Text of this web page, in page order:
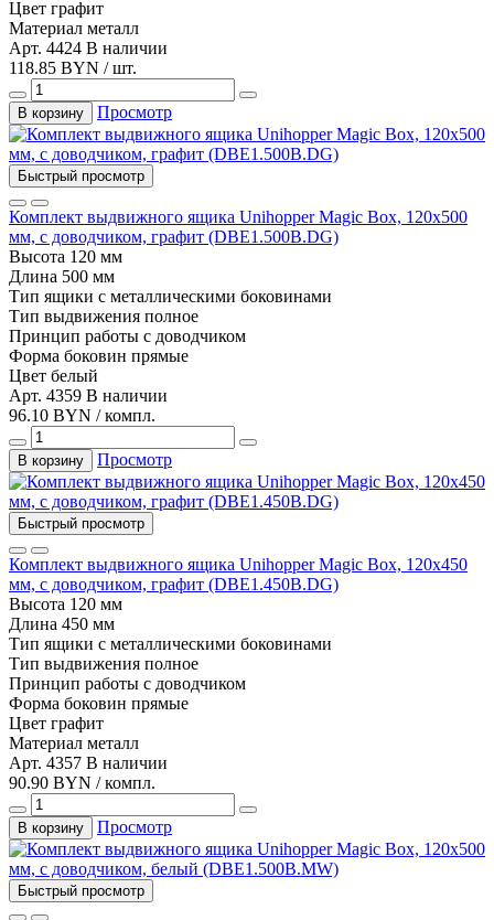
Цвет графит
Материал металл
Арт. 4424 В наличии
118.85 BYN / шт.
В корзину Просмотр
Быстрый просмотр
Комплект выдвижного ящика Unihopper Magic Box, 120x500
мм, с доводчиком, графит (DBE1.500B.DG)
Высота 120 мм
Длина 500 мм
Тип ящики с металлическими боковинами
Тип выдвижения полное
Принцип работы с доводчиком
Форма боковин прямые
Цвет белый
Арт. 4359 В наличии
96.10 BYN / компл.
В корзину Просмотр
Быстрый просмотр
Комплект выдвижного ящика Unihopper Magic Box, 120x450
мм, с доводчиком, графит (DBE1.450B.DG)
Высота 120 мм
Длина 450 мм
Тип ящики с металлическими боковинами
Тип выдвижения полное
Принцип работы с доводчиком
Форма боковин прямые
Цвет графит
Материал металл
Арт. 4357 В наличии
90.90 BYN / компл.
В корзину Просмотр
Быстрый просмотр